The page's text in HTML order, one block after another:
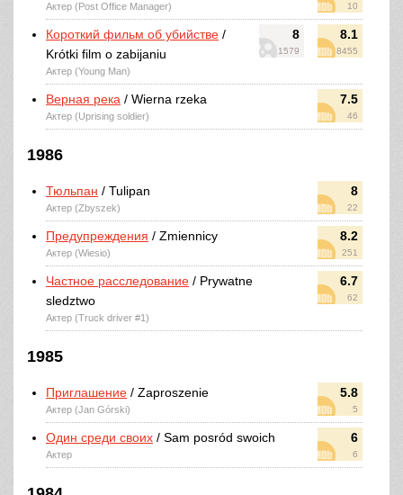
10
Актер (Post Office Manager)
8
1579
8.1
8455
Короткий фильм об убийстве /
Krótki film o zabijaniu
Актер (Young Man)
7.5
46
Верная река / Wierna rzeka
Актер (Uprising soldier)
1986
8
22
Тюльпан / Tulipan
Актер (Zbyszek)
8.2
251
Предупреждения / Zmiennicy
Актер (Wiesio)
6.7
62
Частное расследование / Prywatne
sledztwo
Актер (Truck driver #1)
1985
5.8
5
Приглашение / Zaproszenie
Актер (Jan Górski)
6
6
Один среди своих / Sam posród swoich
Актер